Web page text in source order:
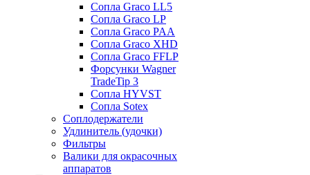
Сопла Graco LL5
Сопла Graco LP
Сопла Graco PAA
Сопла Graco XHD
Сопла Graco FFLP
Форсунки Wagner
TradeTip 3
Сопла HYVST
Сопла Sotex
Соплодержатели
Удлинитель (удочки)
Фильтры
Валики для окрасочных
аппаратов